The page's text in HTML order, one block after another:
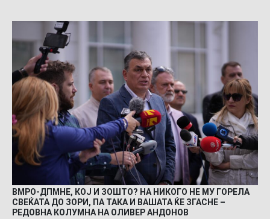
ВМРО-ДПМНЕ, КОЈ И ЗОШТО? НА НИКОГО НЕ МУ ГОРЕЛА
СВЕЌАТА ДО ЗОРИ, ПА ТАКА И ВАШАТА ЌЕ ЗГАСНЕ –
РЕДОВНА КОЛУМНА НА ОЛИВЕР АНДОНОВ